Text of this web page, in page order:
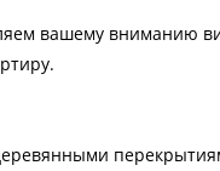
вашему вниманию